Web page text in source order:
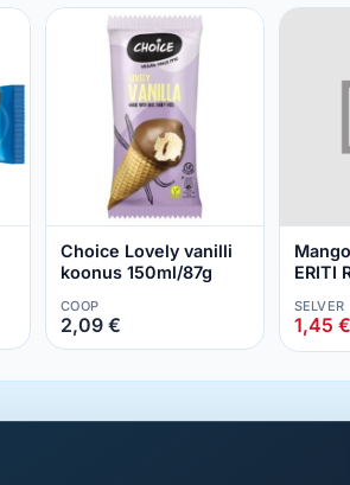
Choice Lovely vanilli
koonus 150ml/87g
COOP
2,09 €
ERITI
SELVER
1,45 €